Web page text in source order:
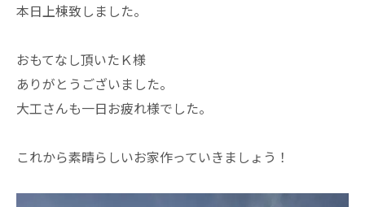
本日上棟致しました。
おもてなし頂いたＫ様
ありがとうございました。
大工さんも一日お疲れ様でした。
これから素晴らしいお家作っていきましょう！